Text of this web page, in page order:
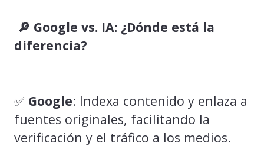
🔎 Google vs. IA: ¿Dónde está la
diferencia?
✅ Google: Indexa contenido y enlaza a
fuentes originales, facilitando la
verificación y el tráfico a los medios.